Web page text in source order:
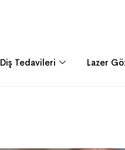
Diş Tedavileri Lazer